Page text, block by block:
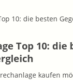
Top 10: die
kaufen